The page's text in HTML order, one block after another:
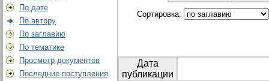
По дате
По автору
По заглавию
По тематике
Просмотр документов
Последние поступления
Сортировка:
Дата
публикации